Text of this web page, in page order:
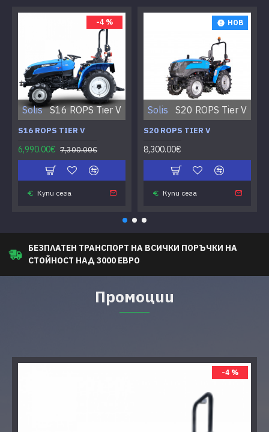
-4 %
Solis S16 ROPS Tier V
S16 ROPS TIER V
6,990.00€ 7,300.00€
Купи сега
НОВ
Solis S20 ROPS Tier V
S20 ROPS TIER V
8,300.00€
Купи сега
БЕЗПЛАТЕН ТРАНСПОРТ НА ВСИЧКИ ПОРЪЧКИ НА
СТОЙНОСТ НАД 3000 ЕВРО
Промоции
-4 %